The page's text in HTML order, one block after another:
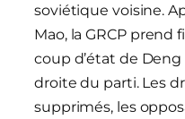
soviétique voisine.
Mao, la GRCP
coup d’état de
droite du parti. Les
supprimés, les